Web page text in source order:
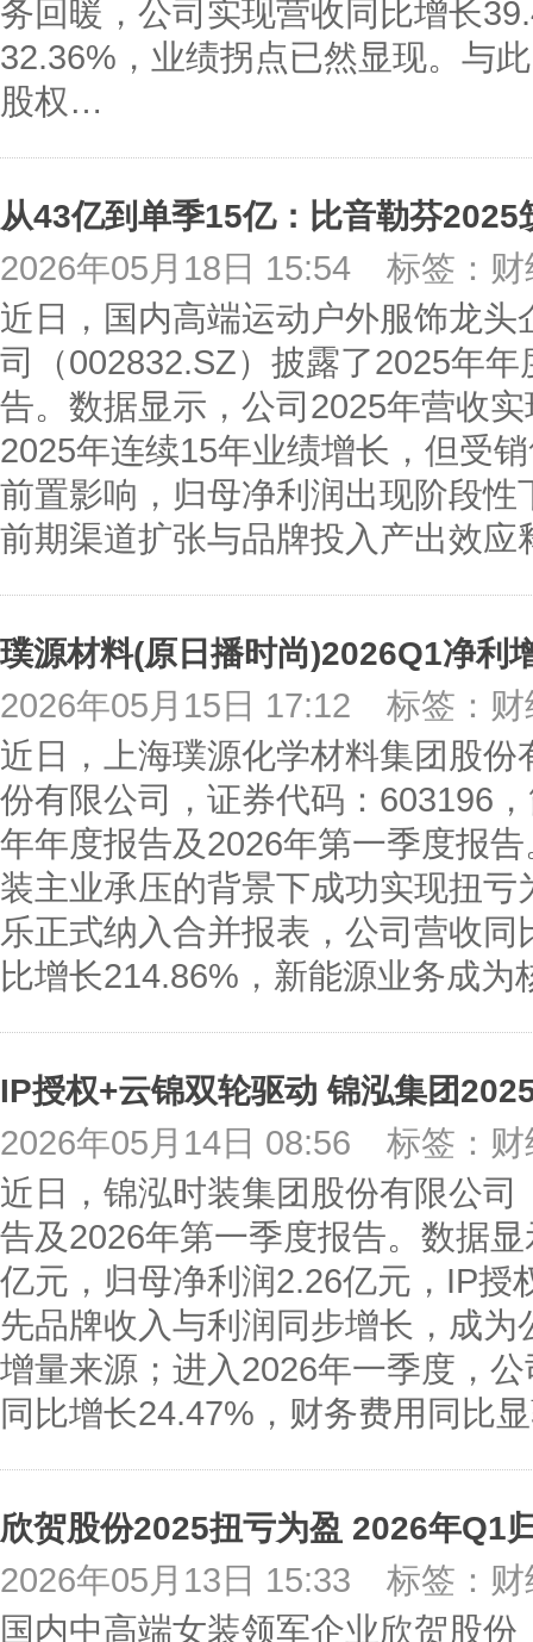
务回暖，公司实现营收同比增长
32.36%，业绩拐点已然显现。与
股权…
从43亿到单季15亿：比音勒芬
2026年05月18日 15:54
标签：财
近日，国内高端运动户外服饰龙
司（002832.SZ）披露了2025年
告。数据显示，公司2025年营收
2025年连续15年业绩增长，但受
前置影响，归母净利润出现阶段
前期渠道扩张与品牌投入产出效
2026年05月15日 17:12
标签：财
近日，上海璞源化学材料集团股
份有限公司，证券代码：603196
年年度报告及2026年第一季度报
装主业承压的背景下成功实现扭
乐正式纳入合并报表，公司营收
比增长214.86%，新能源业务成
IP授权+云锦双轮驱动 锦泓集团
2026年05月14日 08:56
标签：财
近日，锦泓时装集团股份有限公
告及2026年第一季度报告。数据
亿元，归母净利润2.26亿元，IP授
先品牌收入与利润同步增长，成
增量来源；进入2026年一季度，
同比增长24.47%，财务费用同比
2026年05月13日 15:33
标签：财
国内中高端女装领军企业欣贺股